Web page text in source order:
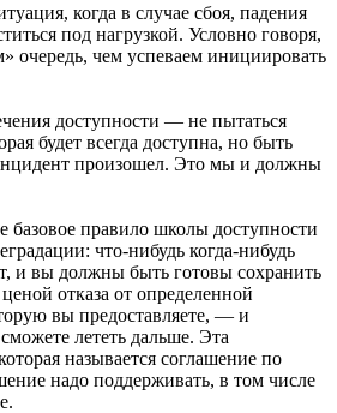
когда в случае сбоя, падения
под нагрузкой. Условно говоря,
очередь, чем успеваем инициировать
доступности — не пытаться
будет всегда доступна, но быть
произошел. Это мы и должны
базовое правило школы доступности
что-нибудь когда-нибудь
и вы должны быть готовы сохранить
отказа от определенной
вы предоставляете, — и
лететь дальше. Эта
называется соглашение по
надо поддерживать, в том числе